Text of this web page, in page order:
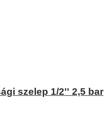
szelep 1/2'' 2,5 bar